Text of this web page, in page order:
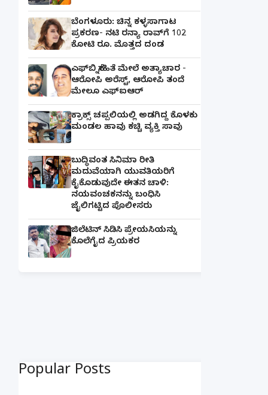
ಬೆಂಗಳೂರು: ಚಿನ್ನ ಕಳ್ಳಸಾಗಾಟ
ಪ್ರಕರಣ- ನಟಿ ರನ್ಯಾ ರಾವ್‌ಗೆ 102
ಕೋಟಿ ರೂ. ಮೊತ್ತದ ದಂಡ
ಎಫ್‌ಬಿ ಸ್ನೇಹಿತೆ ಮೇಲೆ ಅತ್ಯಾಚಾರ -
ಆರೋಪಿ ಅರೆಸ್ಟ್, ಆರೋಪಿ ತಂದೆ
ಮೇಲೂ ಎಫ್ಐಆರ್
ಕ್ರಾಕ್ಸ್ ಚಪ್ಪಲಿಯಲ್ಲಿ ಅಡಗಿದ್ದ ಕೊಳಕು
ಮಂಡಲ ಹಾವು ಕಚ್ಚಿ ವ್ಯಕ್ತಿ ಸಾವು
ಬುದ್ಧಿವಂತ ಸಿನಿಮಾ ರೀತಿ
ಮದುವೆಯಾಗಿ ಯುವತಿಯರಿಗೆ
ಕೈಕೊಡುವುದೇ ಈತನ ಚಾಳಿ:
ನಯವಂಚಕನನ್ನು ಬಂಧಿಸಿ
ಜೈಲಿಗಟ್ಟಿದ ಪೊಲೀಸರು
ಜಿಲೆಟಿನ್ ಸಿಡಿಸಿ ಪ್ರೇಯಸಿಯನ್ನು
ಕೊಲೆಗೈದ ಪ್ರಿಯಕರ
Popular Posts